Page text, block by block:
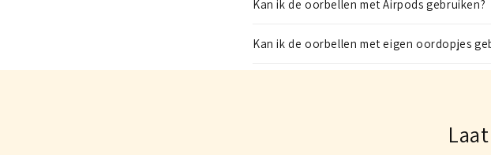
Kan ik de oorbellen met Airpods gebruiken?
Kan ik de oorbellen met eigen oordopjes